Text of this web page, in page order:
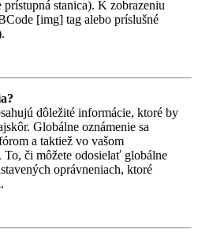
stanica). K zobrazeniu
[img] tag alebo príslušné
dôležité informácie, ktoré by
Globálne oznámenie sa
a taktiež vo vašom
či môžete odosielať globálne
oprávneniach, ktoré